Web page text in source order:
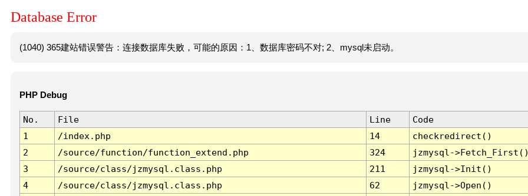
Database Error
(1040) 365建站错误警告：连接数据库失败，可能的原因：1、数据库密码不对; 2、mysql未启动。
PHP Debug
No. File Line
Code
1
/index.php 14
checkredirect()
2
/source/function/function_extend.php 324
jzmysql-
3
/source/class/jzmysql.class.php 211
jzmysql->Init()
4
/source/class/jzmysql.class.php 62
jzmysql->Open()